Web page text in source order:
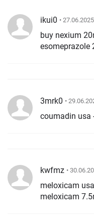
ikui0 •
buy nexium
esomeprazole
3mrk0 •
coumadin usa
kwfmz •
meloxicam
meloxicam